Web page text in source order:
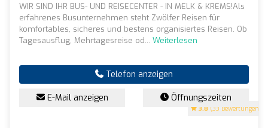
3.8 (33 Bewertungen)
WIR SIND IHR BUS- UND REISECENTER - IN MELK & KREMS!Als
erfahrenes Busunternehmen steht Zwölfer Reisen für
komfortables, sicheres und bestens organisiertes Reisen. Ob
Tagesausflug, Mehrtagesreise od... Weiterlesen
Telefon anzeigen
E-Mail anzeigen Öffnungszeiten